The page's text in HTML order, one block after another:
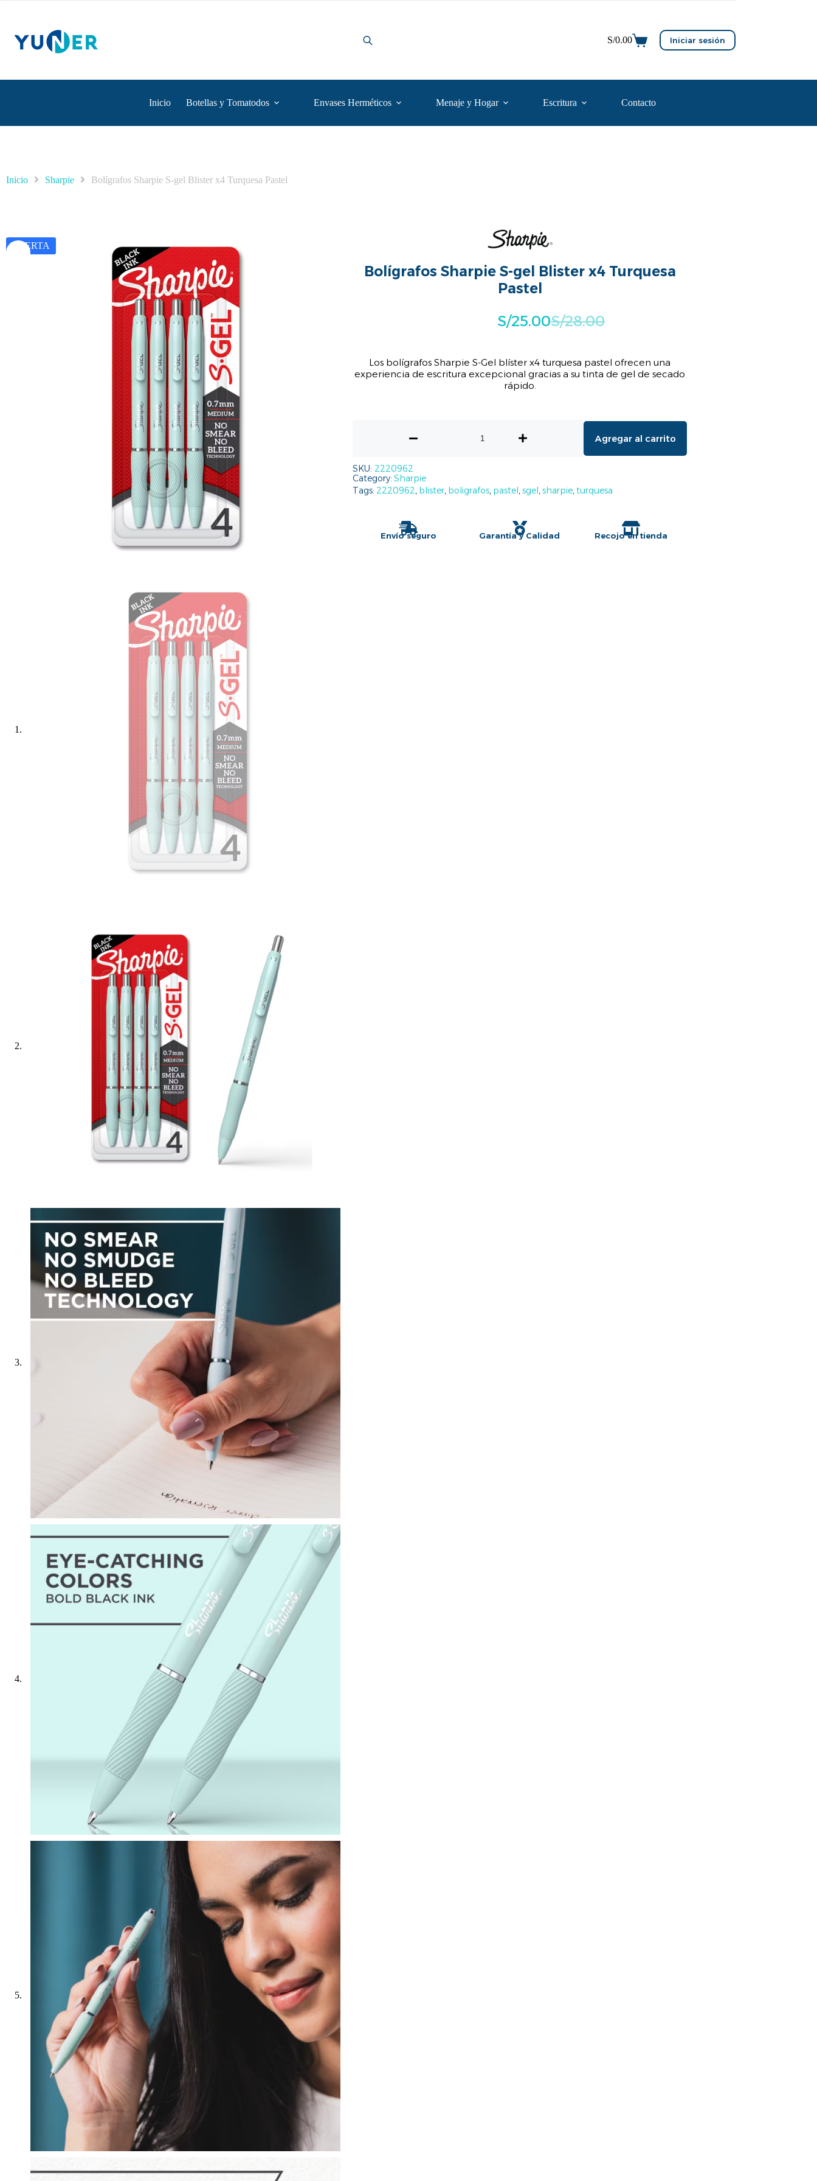
S/0.00 Iniciar sesión
Inicio Botellas y Tomatodos Envases Herméticos Menaje y Hogar Escritura Contacto
Inicio Sharpie Bolígrafos Sharpie S-gel Blister x4 Turquesa Pastel
OFERTA
Bolígrafos Sharpie S-gel Blister x4 Turquesa
Pastel
S/28.00
S/25.00
Los bolígrafos Sharpie S-Gel blíster x4 turquesa pastel ofrecen una
experiencia de escritura excepcional gracias a su tinta de gel de secado
rápido.
Agregar al carrito
SKU: 2220962
Category: Sharpie
Tags: 2220962, blister, boligrafos, pastel,sgel,sharpie,turquesa
Envío seguro Garantía y Calidad Recojo en tienda